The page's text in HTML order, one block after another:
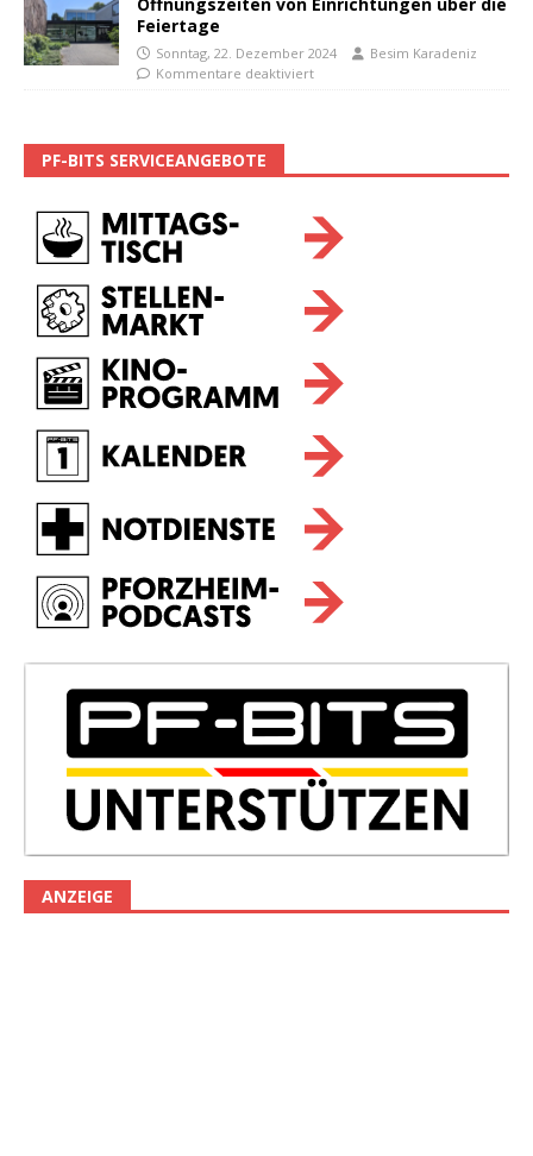
Öffnungszeiten von Einrichtungen über die
Feiertage
Sonntag, 22. Dezember 2024
Besim Karadeniz
Kommentare deaktiviert
PF-BITS SERVICEANGEBOTE
ANZEIGE